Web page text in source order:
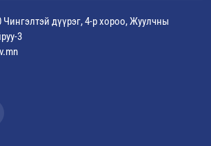
Чингэлтэй дүүрэг, 4-р хороо, Жуулчны
3